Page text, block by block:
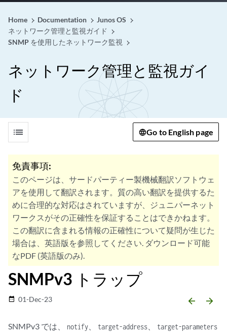
Home Documentation
Junos OS
ネットワーク管理と監視ガイド
SNMP を使用したネットワーク監視
ネットワーク管理と監視ガイ
ド
list Go to English page
免責事項:
このページは、サードパーティー製機械翻訳ソフトウェ
アを使用して翻訳されます。質の高い翻訳を提供するた
めに合理的な対応はされていますが、ジュニパーネット
ワークスがその正確性を保証することはできかねます。
この翻訳に含まれる情報の正確性について疑問が生じた
場合は、英語版を参照してください. ダウンロード可能
なPDF (英語版のみ).
SNMPv3 トラップ
date_range 01-Dec-23 arrow_backward arrow_forward
SNMPv3 では、 notify target-address target-parameters